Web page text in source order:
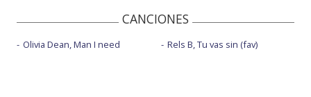
CANCIONES
Olivia Dean, Man I need Rels B, Tu vas sin (fav)